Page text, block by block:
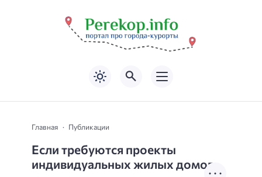
Главная Публикации
Если требуются проекты
индивидуальных жилых домов